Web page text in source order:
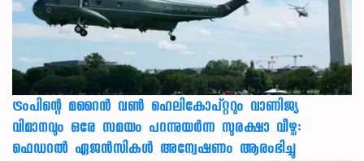
ട്രംപിന്റെ മറൈന്‍ വണ്‍ ഹെലികോപ്റ്ററും വാണിജ്യ
വിമാനവും ഒരേ സമയം പറന്നുയര്‍ന്ന സുരക്ഷാ വീഴ്ച:
ഫെഡറല്‍ ഏജന്‍സികള്‍ അന്വേഷണം ആരംഭിച്ചു